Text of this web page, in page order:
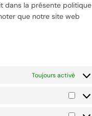
dans la présente politique
que notre site web
Toujours activé